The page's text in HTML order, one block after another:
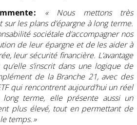
:
« Nous mettons très
sur les plans d’épargne à long terme.
sociétale d’accompagner nos
de leur épargne et de les aider à
leur sécurité financière. L’avantage
s’inscrit dans une logique de
de la Branche 21, avec des
qui rencontrent aujourd’hui un réel
terme, elle présente aussi un
plus élevé, tout en permettant de
temps. »